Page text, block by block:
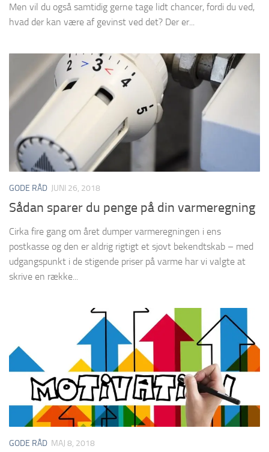
Men vil du også samtidig gerne tage lidt chancer, fordi du ved,
hvad der kan være af gevinst ved det? Der er...
GODE RÅD JUNI 26, 2018
Sådan sparer du penge på din varmeregning
Cirka fire gang om året dumper varmeregningen i ens
postkasse og den er aldrig rigtigt et sjovt bekendtskab – med
udgangspunkt i de stigende priser på varme har vi valgte at
skrive en række...
GODE RÅD MAJ 8, 2018